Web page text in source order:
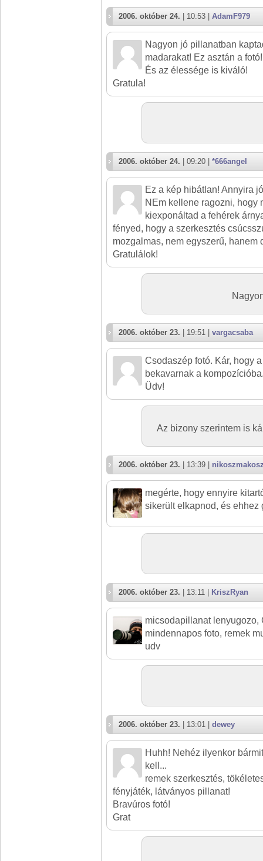
2006. október 24. | 10:53 | AdamF979
Nagyon jó pillanatban
madarakat! Ez asztán a fotó!
És az élessége is kiváló!
Gratula!
2006. október 24. | 09:20 | *666angel
Ez a kép hibátlan! Annyira
NEm kellene ragozni, hogy
kiexponáltad a fehérek
fényed, hogy a szerkesztés
mozgalmas, nem egyszerű, hanem
Gratulálok!
2006. október 23. | 19:51 | vargacsaba
Csodaszép fotó. Kár, hogy
bekavarnak a
Üdv!
Az bizony szerintem is
2006. október 23. | 13:39 |
megérte, hogy ennyire
sikerült elkapnod, és ehhez
2006. október 23. | 13:11 | KriszRyan
micsodapillanat lenyugozo,
mindennapos foto, remek
udv
2006. október 23. | 13:01 | dewey
Huhh! Nehéz ilyenkor
kell...
remek szerkesztés,
fényjáték, látványos pillanat!
Bravúros fotó!
Grat